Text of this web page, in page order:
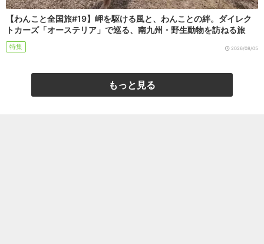
【わんこと全国旅#19】岬を駆ける風と、わんことの絆。ダイレク
トカーズ「オーステリア」で巡る、南九州・野生動物を訪ねる旅
特集 2026/08/05
もっと見る